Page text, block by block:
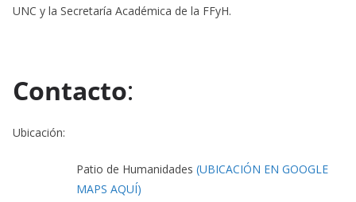
UNC y la Secretaría Académica de la FFyH.
Contacto:
Ubicación:
Patio de Humanidades (UBICACIÓN EN GOOGLE
MAPS AQUÍ)